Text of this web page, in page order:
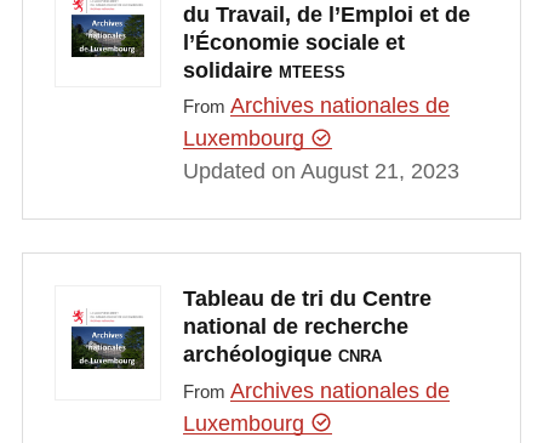
du Travail, de l’Emploi et de
l’Économie sociale et
solidaire MTEESS
From Archives nationales de
Luxembourg
Updated on August 21, 2023
Tableau de tri du Centre
national de recherche
archéologique CNRA
From Archives nationales de
Luxembourg